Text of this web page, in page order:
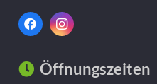
Öffnungszeiten